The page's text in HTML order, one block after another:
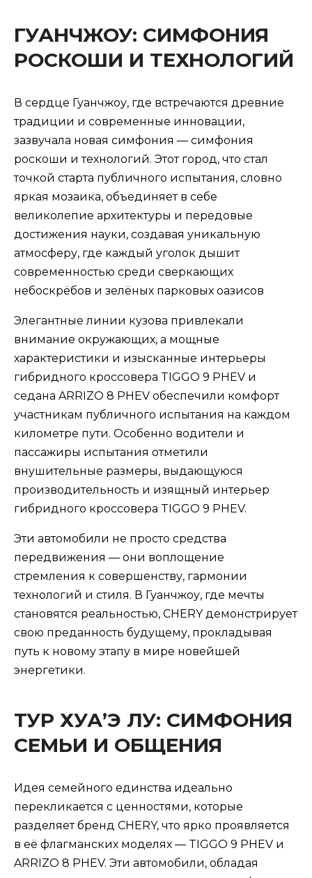
ГУАНЧЖОУ: СИМФОНИЯ
РОСКОШИ И ТЕХНОЛОГИЙ
В сердце Гуанчжоу, где встречаются древние
традиции и современные инновации,
зазвучала новая симфония — симфония
роскоши и технологий. Этот город, что стал
точкой старта публичного испытания, словно
яркая мозаика, объединяет в себе
великолепие архитектуры и передовые
достижения науки, создавая уникальную
атмосферу, где каждый уголок дышит
современностью среди сверкающих
небоскрёбов и зелёных парковых оазисов
Элегантные линии кузова привлекали
внимание окружающих, а мощные
характеристики и изысканные интерьеры
гибридного кроссовера TIGGO 9 PHEV и
седана ARRIZO 8 PHEV обеспечили комфорт
участникам публичного испытания на каждом
километре пути. Особенно водители и
пассажиры испытания отметили
внушительные размеры, выдающуюся
производительность и изящный интерьер
гибридного кроссовера TIGGO 9 PHEV.
Эти автомобили не просто средства
передвижения — они воплощение
стремления к совершенству, гармонии
технологий и стиля. В Гуанчжоу, где мечты
становятся реальностью, CHERY демонстрирует
свою преданность будущему, прокладывая
путь к новому этапу в мире новейшей
энергетики.
ТУР ХУА’Э ЛУ: СИМФОНИЯ
СЕМЬИ И ОБЩЕНИЯ
Идея семейного единства идеально
перекликается с ценностями, которые
разделяет бренд CHERY, что ярко проявляется
в её флагманских моделях — TIGGO 9 PHEV и
ARRIZO 8 PHEV. Эти автомобили, обладая